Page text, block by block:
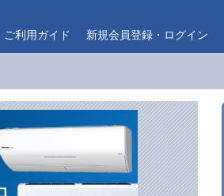
ご利用ガイド 新規会員登録・ログイン